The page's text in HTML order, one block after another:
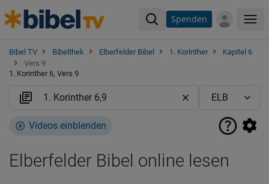
Spenden
Bibel TV Bibelthek Elberfelder Bibel 1. Korinther
Kapitel 6
Vers 9
1. Korinther 6, Vers 9
Videos einblenden
Elberfelder Bibel online lesen